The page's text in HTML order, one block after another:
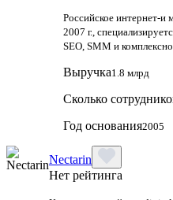
Российское интернет-и
2007 г.,
SEO, SMM и
Выручка1.8 млрд
Сколько
Год основания2005
Nectarin
Нет рейтинга